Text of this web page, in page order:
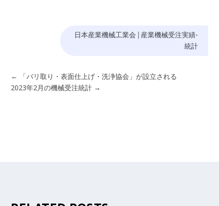
日本産業機械工業会
産業機械受注実績-
統計
←
「バリ取り・表面仕上げ・洗浄協会」が設立される
2023年2月の機械受注統計 →